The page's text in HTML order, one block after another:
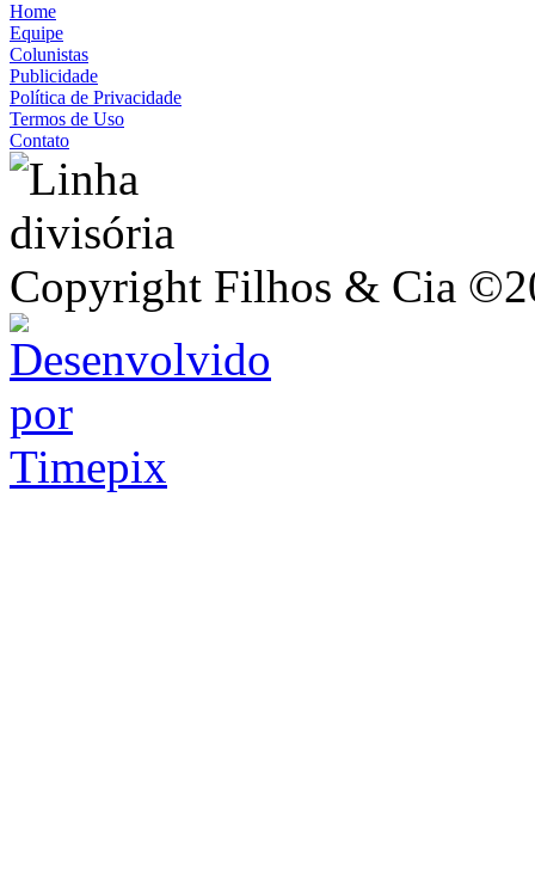
Home
Equipe
Colunistas
Publicidade
Política de Privacidade
Termos de Uso
Contato
Copyright Filhos & Cia